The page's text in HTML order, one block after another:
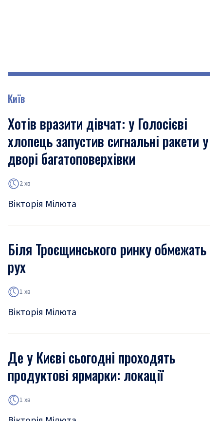
Київ
Хотів вразити дівчат: у Голосієві
хлопець запустив сигнальні ракети у
дворі багатоповерхівки
2 хв
Вікторія Мілюта
Біля Троєщинського ринку обмежать
рух
1 хв
Вікторія Мілюта
Де у Києві сьогодні проходять
продуктові ярмарки: локації
1 хв